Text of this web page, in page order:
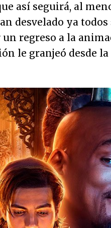
así seguirá, al
desvelado ya
un regreso a la
le granjeó desde la